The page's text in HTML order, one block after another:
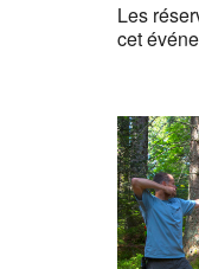
Les
cet